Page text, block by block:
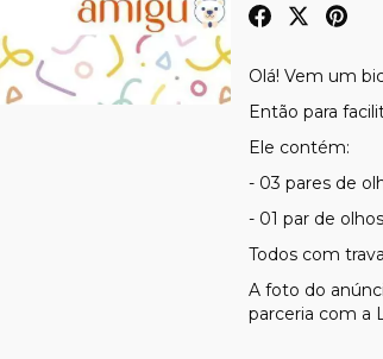
Olá! Vem um
Então para
Ele contém:
- 03 pares de
- 01 par de
Todos com
A foto do
parceria com a